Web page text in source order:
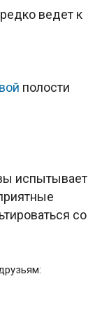
ведет к
полости
испытывает
со